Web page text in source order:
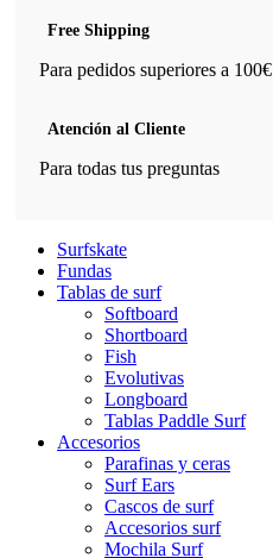
Free Shipping
Para pedidos superiores a 100€
Atención al Cliente
Para todas tus preguntas
Surfskate
Fundas
Tablas de surf
Softboard
Shortboard
Fish
Evolutivas
Longboard
Tablas Paddle Surf
Accesorios
Parafinas y ceras
Surf Ears
Cascos de surf
Accesorios surf
Mochila Surf